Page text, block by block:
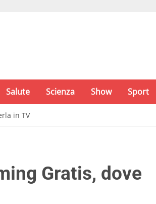
Salute Scienza Show Sport
in TV
Gratis, dove